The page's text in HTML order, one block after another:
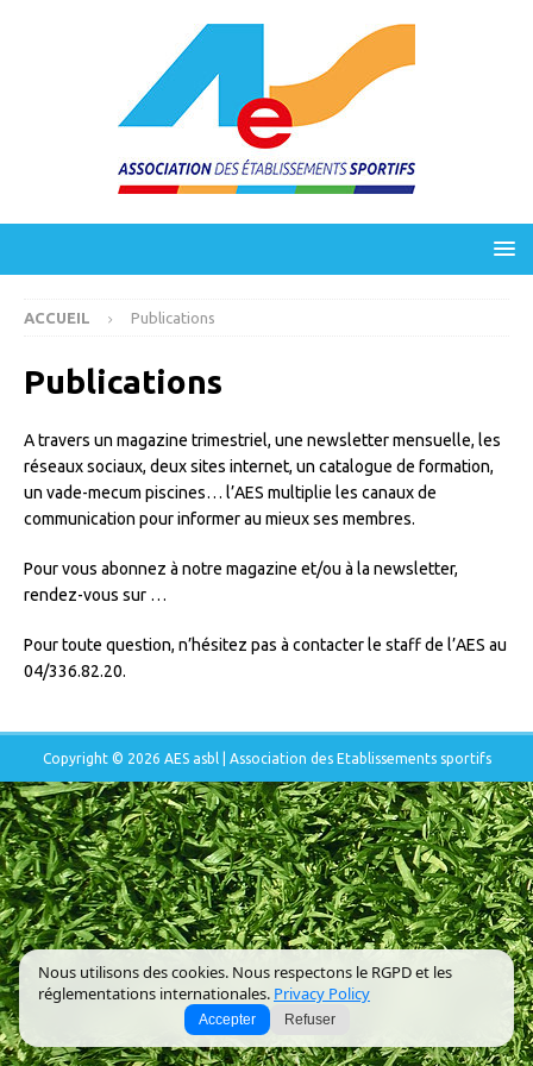
ACCUEIL Publications
Publications
A travers un magazine trimestriel, une newsletter mensuelle, les
réseaux sociaux, deux sites internet, un catalogue de formation,
un vade-mecum piscines… l’AES multiplie les canaux de
communication pour informer au mieux ses membres.
Pour vous abonnez à notre magazine et/ou à la newsletter,
rendez-vous sur …
Pour toute question, n’hésitez pas à contacter le staff de l’AES au
04/336.82.20.
Copyright © 2026 AES asbl | Association des Etablissements sportifs
Nous utilisons des cookies. Nous respectons le RGPD et les
réglementations internationales. Privacy Policy
Accepter Refuser